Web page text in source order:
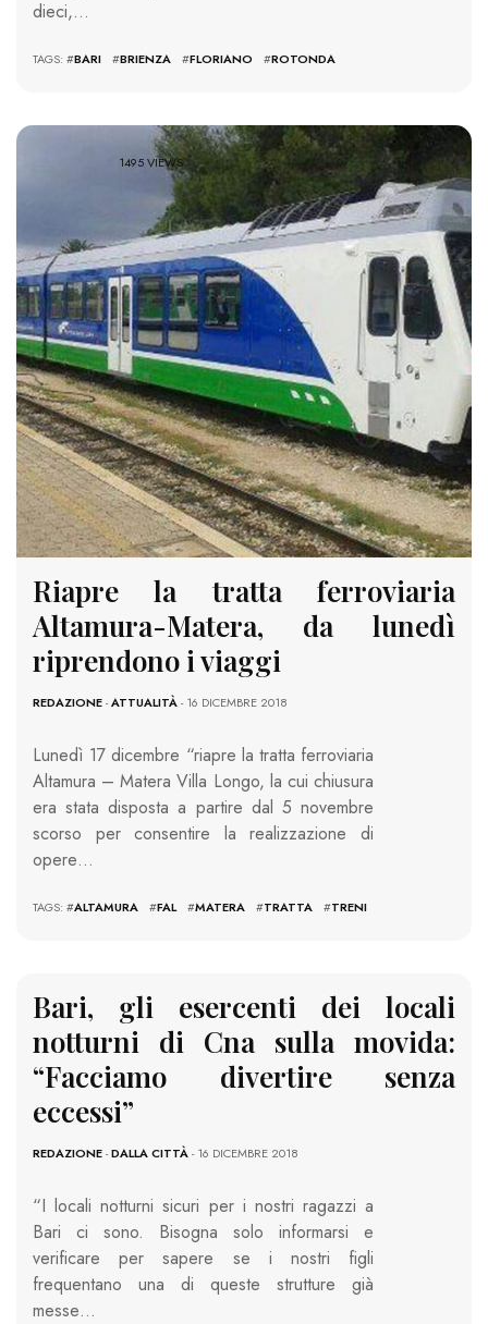
dieci,…
TAGS: #BARI #BRIENZA #FLORIANO #ROTONDA
1495 VIEWS
Riapre la tratta ferroviaria
Altamura-Matera, da lunedì
riprendono i viaggi
REDAZIONE-ATTUALITÀ- 16 DICEMBRE 2018
Lunedì 17 dicembre “riapre la tratta ferroviaria
Altamura – Matera Villa Longo, la cui chiusura
era stata disposta a partire dal 5 novembre
scorso per consentire la realizzazione di
opere…
TAGS: #ALTAMURA #FAL #MATERA #TRATTA #TRENI
Bari, gli esercenti dei locali
notturni di Cna sulla movida:
“Facciamo divertire senza
eccessi”
REDAZIONE-DALLA CITTÀ- 16 DICEMBRE 2018
“I locali notturni sicuri per i nostri ragazzi a
Bari ci sono. Bisogna solo informarsi e
verificare per sapere se i nostri figli
frequentano una di queste strutture già
messe…